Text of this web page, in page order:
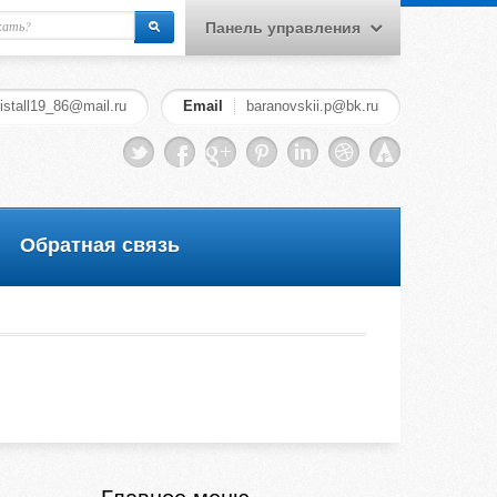
пользователя
Вход на сайт
Панель управления
Email baranovskii.p@bk.ru
Обратная связь